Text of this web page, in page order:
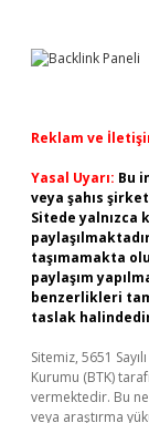
Reklam ve
Yasal Uyarı: Bu
veya şahıs
Sitede yalnızca
taşımamakta
paylaşım
benzerlikleri
taslak
Sitemiz, 5651
Kurumu (BTK)
vermektedir. Bu
veya araştırma